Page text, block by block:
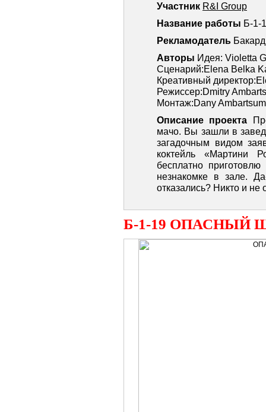
Участник R&I Group
Название работы Б-1-
Рекламодатель
Авторы Идея: Violetta
Сценарий:Elena Belka
Креативный
Режиссер:Dmitry
Монтаж:Dany
Описание проекта
мачо. Вы зашли в
загадочным видом
коктейль «Мартини
бесплатно
незнакомке в зале.
отказались? Никто и не
Б-1-19 ОПАСНЫЙ